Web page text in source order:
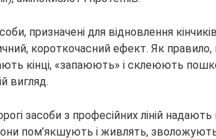
призначені для відновлення
короткочасний ефект. Як
кінці, «запаюють» і склеюють
вигляд.
засоби з професійних ліній
пом’якшують і живлять, зволожують